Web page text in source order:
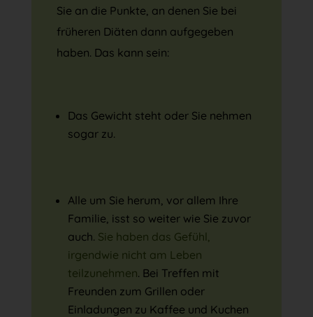
Sie an die Punkte, an denen Sie bei
früheren Diäten dann aufgegeben
haben. Das kann sein:
Das Gewicht steht oder Sie nehmen
sogar zu.
Alle um Sie herum, vor allem Ihre
Familie, isst so weiter wie Sie zuvor
auch. Sie haben das Gefühl,
irgendwie nicht am Leben
teilzunehmen. Bei Treffen mit
Freunden zum Grillen oder
Einladungen zu Kaffee und Kuchen